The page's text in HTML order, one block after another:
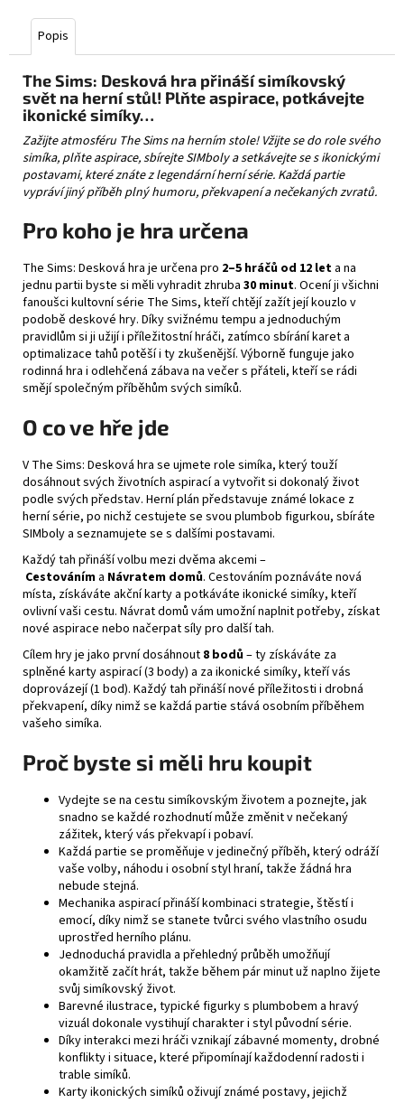
Popis
The Sims: Desková hra přináší simíkovský
svět na herní stůl! Plňte aspirace, potkávejte
ikonické simíky…
Zažijte atmosféru The Sims na herním stole! Vžijte se do role svého
simíka, plňte aspirace, sbírejte SIMboly a setkávejte se s ikonickými
postavami, které znáte z legendární herní série. Každá partie
vypráví jiný příběh plný humoru, překvapení a nečekaných zvratů.
Pro koho je hra určena
The Sims: Desková hra je určena pro 2–5 hráčů od 12 let a na
jednu partii byste si měli vyhradit zhruba 30 minut. Ocení ji všichni
fanoušci kultovní série The Sims, kteří chtějí zažít její kouzlo v
podobě deskové hry. Díky svižnému tempu a jednoduchým
pravidlům si ji užijí i příležitostní hráči, zatímco sbírání karet a
optimalizace tahů potěší i ty zkušenější. Výborně funguje jako
rodinná hra i odlehčená zábava na večer s přáteli, kteří se rádi
smějí společným příběhům svých simíků.
O co ve hře jde
V The Sims: Desková hra se ujmete role simíka, který touží
dosáhnout svých životních aspirací a vytvořit si dokonalý život
podle svých představ. Herní plán představuje známé lokace z
herní série, po nichž cestujete se svou plumbob figurkou, sbíráte
SIMboly a seznamujete se s dalšími postavami.
Každý tah přináší volbu mezi dvěma akcemi –
Cestováním a Návratem domů. Cestováním poznáváte nová
místa, získáváte akční karty a potkáváte ikonické simíky, kteří
ovlivní vaši cestu. Návrat domů vám umožní naplnit potřeby, získat
nové aspirace nebo načerpat síly pro další tah.
Cílem hry je jako první dosáhnout 8 bodů– ty získáváte za
splněné karty aspirací (3 body) a za ikonické simíky, kteří vás
doprovázejí (1 bod). Každý tah přináší nové příležitosti i drobná
překvapení, díky nimž se každá partie stává osobním příběhem
vašeho simíka.
Proč byste si měli hru koupit
Vydejte se na cestu simíkovským životem a poznejte, jak
snadno se každé rozhodnutí může změnit v nečekaný
zážitek, který vás překvapí i pobaví.
Každá partie se proměňuje v jedinečný příběh, který odráží
vaše volby, náhodu i osobní styl hraní, takže žádná hra
nebude stejná.
Mechanika aspirací přináší kombinaci strategie, štěstí i
emocí, díky nimž se stanete tvůrci svého vlastního osudu
uprostřed herního plánu.
Jednoduchá pravidla a přehledný průběh umožňují
okamžitě začít hrát, takže během pár minut už naplno žijete
svůj simíkovský život.
Barevné ilustrace, typické figurky s plumbobem a hravý
vizuál dokonale vystihují charakter i styl původní série.
Díky interakci mezi hráči vznikají zábavné momenty, drobné
konflikty i situace, které připomínají každodenní radosti i
trable simíků.
Karty ikonických simíků oživují známé postavy, jejichž
POKÉMON
TCG:
MEGA
LUCARIO
EX
LEAGUE
BATTLE
DECK
749
Kč
899
Kč